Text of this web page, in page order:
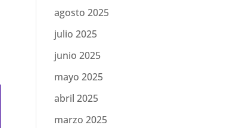
agosto 2025
julio 2025
junio 2025
mayo 2025
abril 2025
marzo 2025